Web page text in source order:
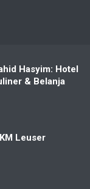
Hasyim: Hotel
& Belanja
Leuser